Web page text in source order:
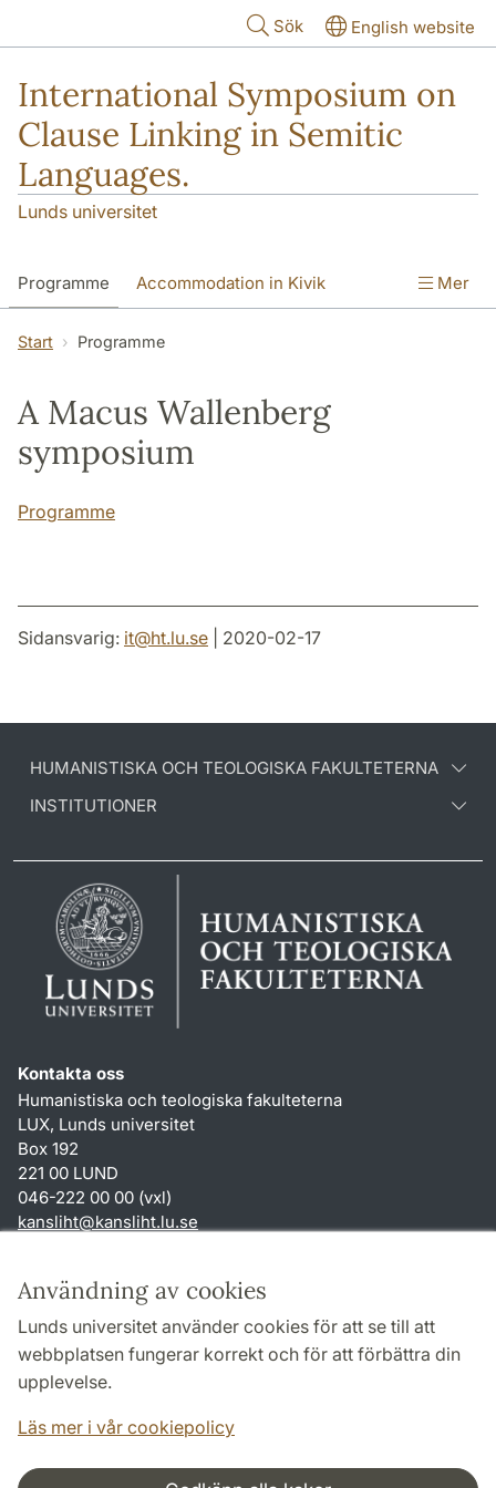
Användning av cookies
Lunds universitet använder cookies för att se till att
webbplatsen fungerar korrekt och för att förbättra din
upplevelse.
Läs mer i vår cookiepolicy
Sök English website
International Symposium on
Clause Linking in Semitic
Languages.
Lunds universitet
Programme Accommodation in Kivik
Travelling to Kivik
Mer
Start Programme
A Macus Wallenberg
symposium
Programme
Sidansvarig: it@ht.lu.se | 2020-02-17
HUMANISTISKA OCH TEOLOGISKA FAKULTETERNA
INSTITUTIONER
Kontakta oss
Humanistiska och teologiska fakulteterna
LUX, Lunds universitet
Box 192
221 00 LUND
046-222 00 00 (vxl)
kansliht@kansliht.lu.se
Genvägar
Om webbplatsen och cookies
Behandling av personuppgifter
Tillgänglighetsredogörelse